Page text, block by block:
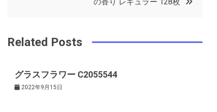
ゲ
ー
シ
Related Posts
グラスフラワー C2055544
2022年9月15日